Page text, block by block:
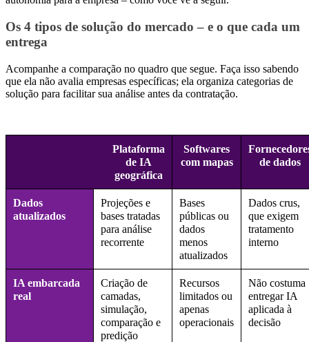
Os 4 tipos de solução do mercado – e o que cada um
entrega
Acompanhe a comparação no quadro que segue. Faça isso sabendo
que ela não avalia empresas específicas; ela organiza categorias de
solução para facilitar sua análise antes da contratação.
Plataforma
de IA
geográfica
Softwares
com mapas
de dados
Dados
atualizados
Projeções e
bases tratadas
para análise
recorrente
Bases
públicas ou
dados
menos
atualizados
Dados crus,
que exigem
tratamento
interno
IA embarcada
real
Criação de
camadas,
simulação,
comparação e
predição
Recursos
limitados ou
apenas
operacionais
Não costuma
entregar IA
aplicada à
decisão